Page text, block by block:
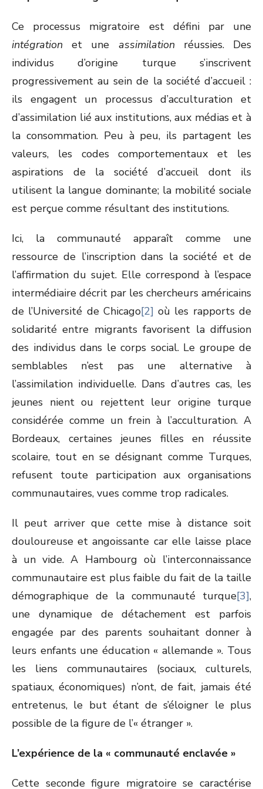
Ce processus migratoire est défini par une
intégration et une assimilation réussies. Des
individus d’origine turque s’inscrivent
progressivement au sein de la société d’accueil :
ils engagent un processus d’acculturation et
d’assimilation lié aux institutions, aux médias et à
la consommation. Peu à peu, ils partagent les
valeurs, les codes comportementaux et les
aspirations de la société d’accueil dont ils
utilisent la langue dominante; la mobilité sociale
est perçue comme résultant des institutions.
Ici, la communauté apparaît comme une
ressource de l’inscription dans la société et de
l’affirmation du sujet. Elle correspond à l’espace
intermédiaire décrit par les chercheurs américains
de l’Université de Chicago[2] où les rapports de
solidarité entre migrants favorisent la diffusion
des individus dans le corps social. Le groupe de
semblables n’est pas une alternative à
l’assimilation individuelle. Dans d’autres cas, les
jeunes nient ou rejettent leur origine turque
considérée comme un frein à l’acculturation. A
Bordeaux, certaines jeunes filles en réussite
scolaire, tout en se désignant comme Turques,
refusent toute participation aux organisations
communautaires, vues comme trop radicales.
Il peut arriver que cette mise à distance soit
douloureuse et angoissante car elle laisse place
à un vide. A Hambourg où l’interconnaissance
communautaire est plus faible du fait de la taille
démographique de la communauté turque[3],
une dynamique de détachement est parfois
engagée par des parents souhaitant donner à
leurs enfants une éducation « allemande ». Tous
les liens communautaires (sociaux, culturels,
spatiaux, économiques) n’ont, de fait, jamais été
entretenus, le but étant de s’éloigner le plus
possible de la figure de l’« étranger ».
L’expérience de la « communauté enclavée »
Cette seconde figure migratoire se caractérise